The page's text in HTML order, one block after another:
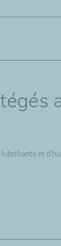
une
pour les
et
et sportif